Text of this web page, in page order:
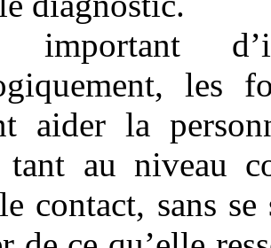
les
aider la
tant au niveau
contact, sans